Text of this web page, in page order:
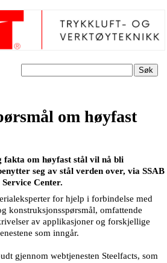
Søk
om høyfast
fakta om høyfast stål vil nå bli
seg av stål verden over, via SSAB
Center.
for hjelp i forbindelse med
konstruksjonsspørsmål, omfattende
av applikasjoner og forskjellige
som inngår.
gjennom webtjenesten Steelfacts, som